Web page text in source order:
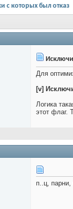
с которых был отказ
Для
[v]
Логика
этот флаг.
п..ц, парни,